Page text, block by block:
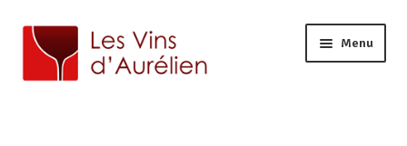
Menu